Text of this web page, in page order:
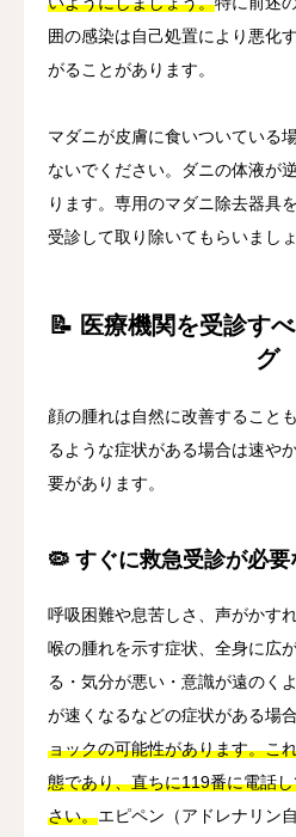
囲の感染は自己処置により悪化
がることがあります。
マダニが皮膚に食いついている
ないでください。ダニの体液が
ります。専用のマダニ除去器具
受診して取り除いてもらいましょ
📝 医療機関を受診す
グ
顔の腫れは自然に改善すること
るような症状がある場合は速や
要があります。
🦠 すぐに救急受診が必要
呼吸困難や息苦しさ、声がかす
喉の腫れを示す症状、全身に広
る・気分が悪い・意識が遠のく
が速くなるなどの症状がある場合
ョックの可能性があります。こ
態であり、直ちに119番に電話
さい。エピペン（アドレナリン